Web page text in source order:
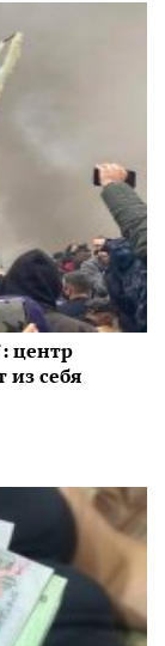
центр
из себя